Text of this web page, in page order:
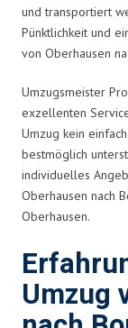
und transportiert
Pünktlichkeit und
von Oberhausen
Umzugsmeister
exzellenten
Umzug kein
bestmöglich
individuelles
Oberhausen nach
Oberhausen.
Umzug